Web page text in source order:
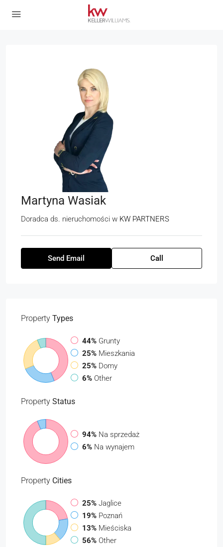
Martyna Wasiak
Doradca ds. nieruchomości w KW PARTNERS
Send Email Call
Property Types
44% Grunty
25% Mieszkania
25% Domy
6% Other
Property Status
94% Na sprzedaż
6% Na wynajem
Property Cities
25% Jaglice
19% Poznań
13% Mieściska
56% Other